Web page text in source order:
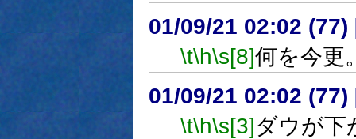
01/09/21 02:02 (77)
\t\h\s[8]何を今更
01/09/21 02:02 (77)
\t\h\s[3]ダウが下